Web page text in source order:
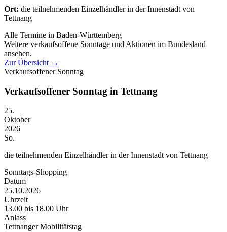
Ort: die teilnehmenden Einzelhändler in der Innenstadt von
Tettnang
Alle Termine in Baden-Württemberg
Weitere verkaufsoffene Sonntage und Aktionen im Bundesland
ansehen.
Zur Übersicht →
Verkaufsoffener Sonntag
Verkaufsoffener Sonntag in Tettnang
25.
Oktober
2026
So.
die teilnehmenden Einzelhändler in der Innenstadt von Tettnang
Sonntags-Shopping
Datum
25.10.2026
Uhrzeit
13.00 bis 18.00 Uhr
Anlass
Tettnanger Mobilitätstag